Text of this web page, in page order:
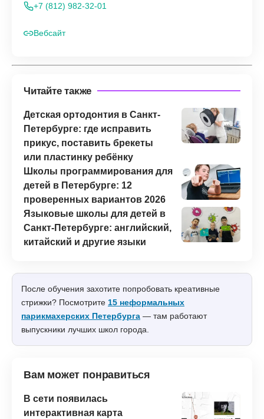
+7 (812) 982-32-01
Вебсайт
Читайте также
Детская ортодонтия в Санкт-
Петербурге: где исправить
прикус, поставить брекеты
или пластинку ребёнку
Школы программирования для
детей в Петербурге: 12
проверенных вариантов 2026
Языковые школы для детей в
Санкт-Петербурге: английский,
китайский и другие языки
После обучения захотите попробовать креативные
стрижки? Посмотрите 15 неформальных
парикмахерских Петербурга — там работают
выпускники лучших школ города.
Вам может понравиться
В сети появилась
интерактивная карта